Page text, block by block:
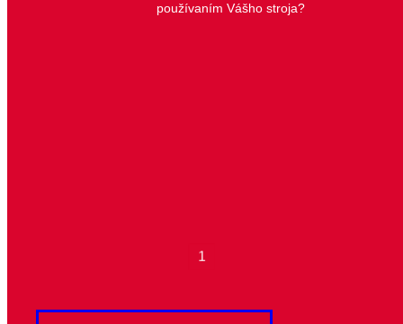
1
používaním Vášho stroja?